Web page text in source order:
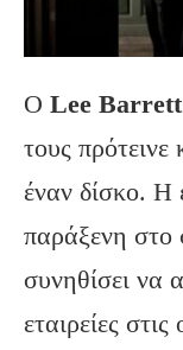
Ο Lee Barrett
τους
έναν δίσκο. Η
παράξενη στο
συνηθίσει να
εταιρείες